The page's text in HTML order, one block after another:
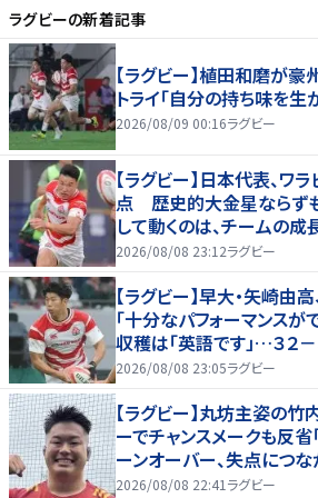
ラグビーの新着記事
【ラグビー】植田和磨が
トライ「自分の持ち味を生
2026/08/09 00:16ラグビー
【ラグビー】日本代表、ワ
点 歴史的大金星ならず
して動くのは、チームの成
ける
2026/08/08 23:12ラグビー
【ラグビー】早大・矢崎由
「十分なパフォーマンスが
収穫は「英語です」…３２
たオーストラリア代表戦は
2026/08/08 23:05ラグビー
【ラグビー】丸坊主姿の竹
ーでチャンスメークも反省
ーンオーバー、失点につな
敗、オーストラリアに歴史
2026/08/08 22:41 ラグビー